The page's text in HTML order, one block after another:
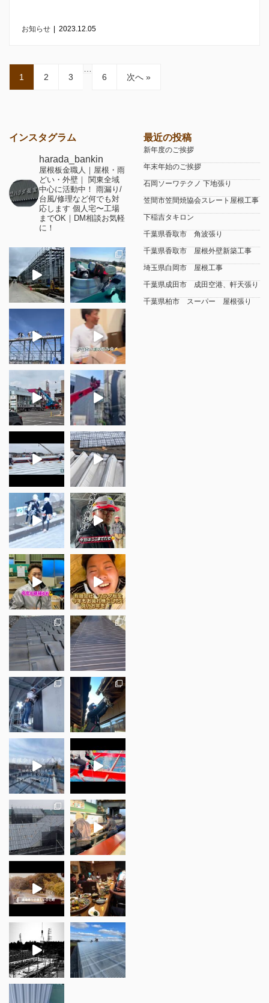
お知らせ 2023.12.05
1 2 3
6
次へ »
インスタグラム
harada_bankin
屋根板金職人｜屋根・雨
どい・外壁｜
関東全域
中心に活動中！ 雨漏り/
台風/修理など何でも対
応します 個人宅〜工場
までOK｜DM相談お気軽
に！
最近の投稿
新年度のご挨拶
年末年始のご挨拶
石岡ソーワテクノ 下地張り
笠間市笠間焼協会スレート屋根工事
下稲吉タキロン
千葉県香取市 角波張り
千葉県香取市 屋根外壁新築工事
埼玉県白岡市 屋根工事
千葉県成田市 成田空港、軒天張り
千葉県柏市 スーパー 屋根張り